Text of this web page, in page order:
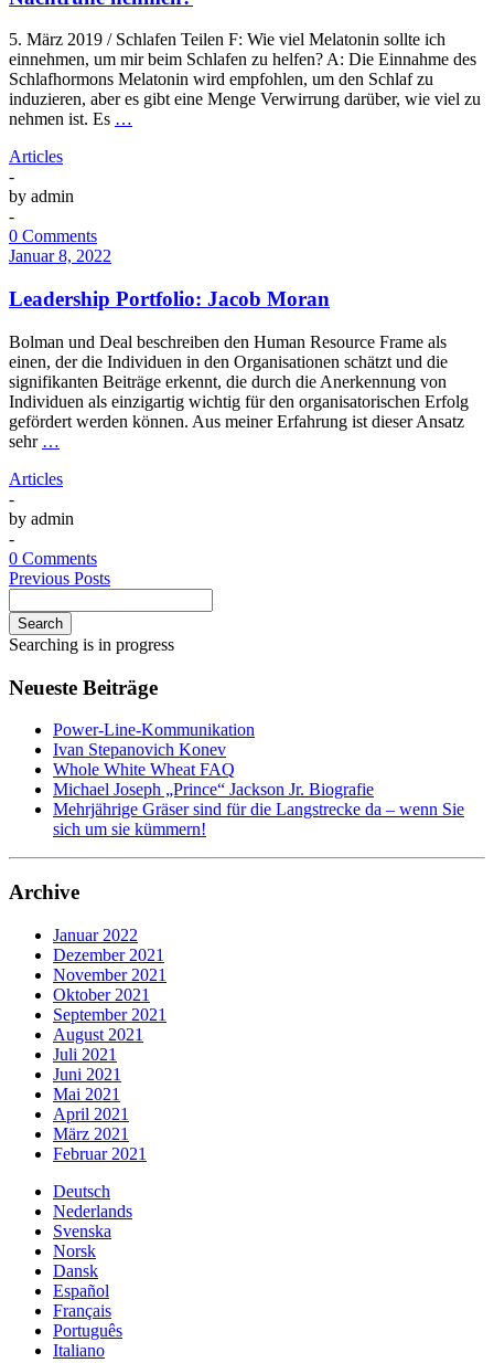
5. März 2019 / Schlafen Teilen F: Wie viel Melatonin sollte ich
einnehmen, um mir beim Schlafen zu helfen? A: Die Einnahme des
Schlafhormons Melatonin wird empfohlen, um den Schlaf zu
induzieren, aber es gibt eine Menge Verwirrung darüber, wie viel zu
nehmen ist. Es …
Articles
-
by admin
-
0 Comments
Januar 8, 2022
Leadership Portfolio: Jacob Moran
Bolman und Deal beschreiben den Human Resource Frame als
einen, der die Individuen in den Organisationen schätzt und die
signifikanten Beiträge erkennt, die durch die Anerkennung von
Individuen als einzigartig wichtig für den organisatorischen Erfolg
gefördert werden können. Aus meiner Erfahrung ist dieser Ansatz
sehr …
Articles
-
by admin
-
0 Comments
Previous Posts
Search
Searching is in progress
Neueste Beiträge
Power-Line-Kommunikation
Ivan Stepanovich Konev
Whole White Wheat FAQ
Michael Joseph „Prince“ Jackson Jr. Biografie
Mehrjährige Gräser sind für die Langstrecke da – wenn Sie
sich um sie kümmern!
Archive
Januar 2022
Dezember 2021
November 2021
Oktober 2021
September 2021
August 2021
Juli 2021
Juni 2021
Mai 2021
April 2021
März 2021
Februar 2021
Deutsch
Nederlands
Svenska
Norsk
Dansk
Español
Français
Português
Italiano